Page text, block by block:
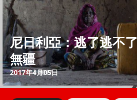
尼日利亞：逃了逃不了
無疆
2017年4月05日